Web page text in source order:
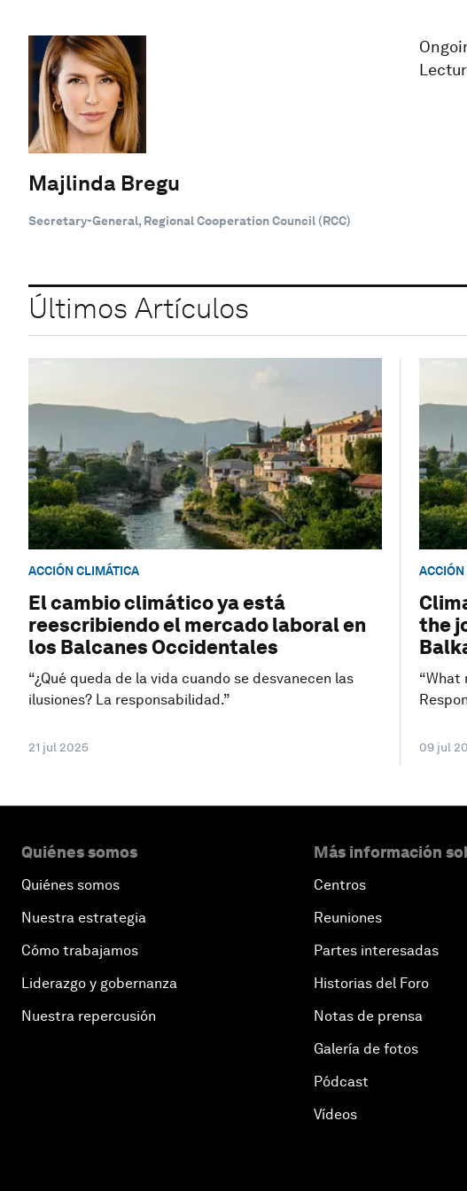
Majlinda Bregu
Secretary-General, Regional Cooperation Council (RCC)
Últimos Artículos
ACCIÓN CLIMÁTICA
El cambio climático ya está
reescribiendo el mercado laboral en
los Balcanes Occidentales
“¿Qué queda de la vida cuando se desvanecen las
ilusiones? La responsabilidad.”
21 jul 2025
the
“What
09 jul
Quiénes somos
Quiénes somos
Nuestra estrategia
Cómo trabajamos
Liderazgo y gobernanza
Nuestra repercusión
Más información
Centros
Reuniones
Partes interesadas
Historias del Foro
Notas de prensa
Galería de fotos
Pódcast
Vídeos